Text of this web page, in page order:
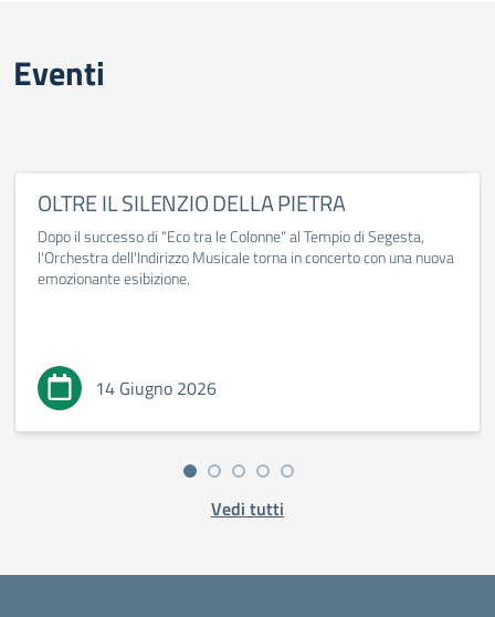
Eventi
OLTRE IL SILENZIO DELLA PIETRA
Dopo il successo di "Eco tra le Colonne" al Tempio di Segesta,
l'Orchestra dell'Indirizzo Musicale torna in concerto con una nuova
emozionante esibizione.
14 Giugno 2026
Vedi tutti